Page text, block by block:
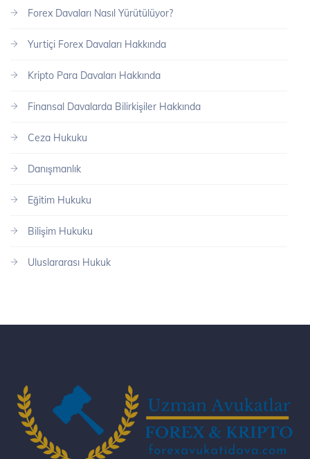
Forex Davaları Nasıl Yürütülüyor?
Yurtiçi Forex Davaları Hakkında
Kripto Para Davaları Hakkında
Finansal Davalarda Bilirkişiler Hakkında
Ceza Hukuku
Danışmanlık
Eğitim Hukuku
Bilişim Hukuku
Uluslararası Hukuk